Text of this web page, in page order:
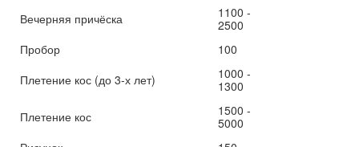
Вечерняя причёска
1100 -
2500
Пробор
100
Плетение кос (до 3-х лет)
1000 -
1300
Плетение кос
1500 -
5000